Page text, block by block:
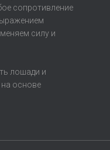
сопротивление
силу и
лошади и
основе